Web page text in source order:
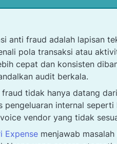
anti fraud adalah lapisan
pola transaksi atau
cepat dan konsisten
audit berkala.
fraud tidak hanya datang
pengeluaran internal
vendor yang tidak
Expense menjawab